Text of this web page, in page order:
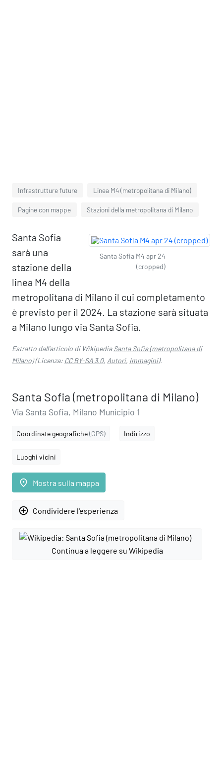
Infrastrutture future Linea M4 (metropolitana di Milano)
Pagine con mappe Stazioni della metropolitana di Milano
Santa Sofia M4 apr 24
(cropped)
Santa Sofia
sarà una
stazione della
linea M4 della
metropolitana di Milano il cui completamento
è previsto per il 2024. La stazione sarà situata
a Milano lungo via Santa Sofia.
Estratto dall'articolo di WikipediaSanta Sofia (metropolitana di
Milano)(Licenza: CC BY-SA 3.0, Autori, Immagini).
Santa Sofia (metropolitana di Milano)
Via Santa Sofia, Milano Municipio 1
Coordinate geografiche(GPS) Indirizzo
Luoghi vicini
place Mostra sulla mappa
add_circle_outline Condividere l'esperienza
Continua a leggere su Wikipedia